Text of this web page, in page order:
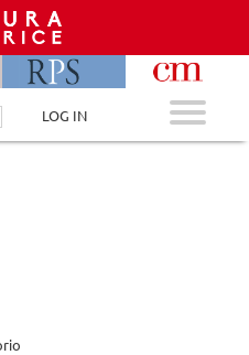
LOG IN